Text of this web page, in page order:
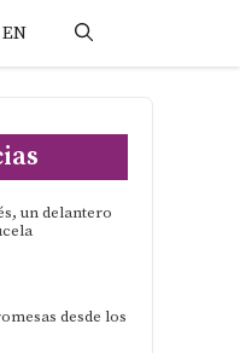
EN
un delantero
desde los